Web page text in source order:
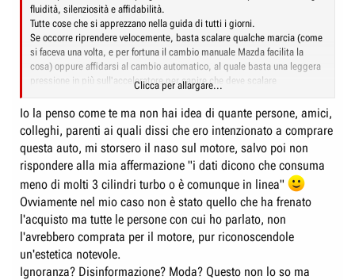
fluidità, silenziosità e affidabilità.
Tutte cose che si apprezzano nella guida di tutti i giorni.
Se occorre riprendere velocemente, basta scalare qualche marcia (come
si faceva una volta, e per fortuna il cambio manuale Mazda facilita la
cosa) oppure affidarsi al cambio automatico, al quale basta una leggera
pressione in più sull'acceleratore per capire che deve scalare
adeguatamente (o anche, volendo, usare il paddle sinistro al volante).
* intesa come capacità di reggere regimi molto bassi con le marce alte,
senza soffrire e recalcitrare
Clicca per allargare...
Io la penso come te ma non hai idea di quante persone, amici,
colleghi, parenti ai quali dissi che ero intenzionato a comprare
questa auto, mi storsero il naso sul motore, salvo poi non
rispondere alla mia affermazione "i dati dicono che consuma
meno di molti 3 cilindri turbo o è comunque in linea"
Ovviamente nel mio caso non è stato quello che ha frenato
l'acquisto ma tutte le persone con cui ho parlato, non
l'avrebbero comprata per il motore, pur riconoscendole
un'estetica notevole.
Ignoranza? Disinformazione? Moda? Questo non lo so ma